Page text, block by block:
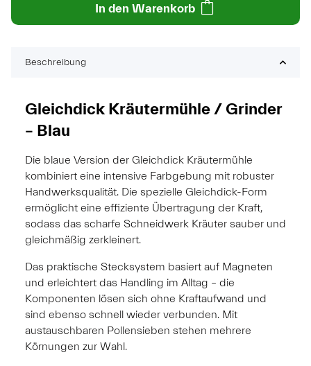
In den Warenkorb
Beschreibung
Gleichdick Kräutermühle / Grinder
– Blau
Die blaue Version der Gleichdick Kräutermühle
kombiniert eine intensive Farbgebung mit robuster
Handwerksqualität. Die spezielle Gleichdick-Form
ermöglicht eine effiziente Übertragung der Kraft,
sodass das scharfe Schneidwerk Kräuter sauber und
gleichmäßig zerkleinert.
Das praktische Stecksystem basiert auf Magneten
und erleichtert das Handling im Alltag – die
Komponenten lösen sich ohne Kraftaufwand und
sind ebenso schnell wieder verbunden. Mit
austauschbaren Pollensieben stehen mehrere
Körnungen zur Wahl.